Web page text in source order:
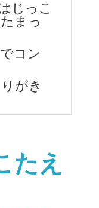
じっこ
まっ
コン
がき
たえ